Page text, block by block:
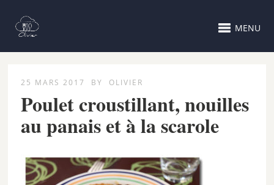
MENU
25 MARS 2017 BY OLIVIER
Poulet croustillant, nouilles
au panais et à la scarole